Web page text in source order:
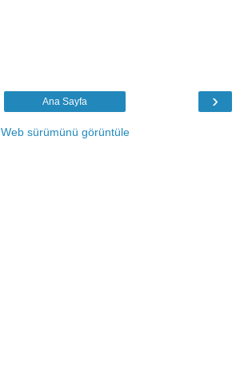
›
Ana Sayfa
Web sürümünü görüntüle